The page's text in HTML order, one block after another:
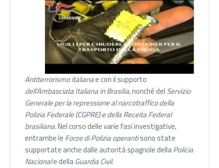
Antiterrorismo italianae con il supporto
dell’Ambasciata Italiana in Brasilia, nonché del Servizio
Generale per la repressione al narcotraffico della
Polizia Federale (CGPRE) e della Receita Federal
brasiliana.Nel corso delle varie fasi investigative,
entrambe le Forze di Polizia operantisono state
supportate anche dalle autorità spagnole dellaPolicia
Nacionale dellaGuardia Civil.